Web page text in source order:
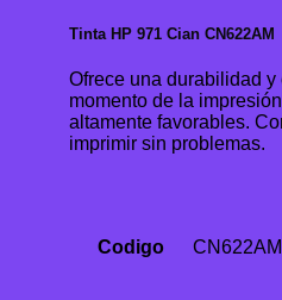
Tinta HP 971 Cian CN622AM
Ofrece una durabilidad y
momento de la
altamente favorables.
imprimir sin problemas.
Codigo CN622AM